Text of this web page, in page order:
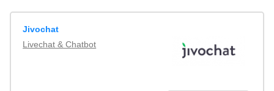
Jivochat
Livechat & Chatbot